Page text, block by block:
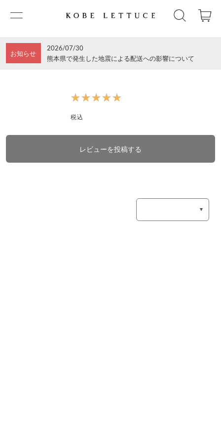
お知らせ
2026/07/30
熊本県で発生した地震による配送への影響について
★★★★★
★★★★★
税込
レビューを投稿する